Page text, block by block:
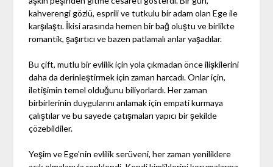
kahverengi gözlü, esprili ve tutkulu bir adam olan Ege ile
karşılaştı. İkisi arasında hemen bir bağ oluştu ve birlikte
romantik, şaşırtıcı ve bazen patlamalı anlar yaşadılar.
Bu çift, mutlu bir evlilik için yola çıkmadan önce ilişkilerini
daha da derinleştirmek için zaman harcadı. Onlar için,
iletişimin temel olduğunu biliyorlardı. Her zaman
birbirlerinin duygularını anlamak için empati kurmaya
çalıştılar ve bu sayede çatışmaları yapıcı bir şekilde
çözebildiler.
Yeşim ve Ege'nin evlilik serüveni, her zaman yeniliklere